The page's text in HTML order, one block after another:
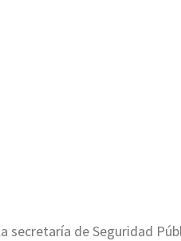
secretaría de Seguridad